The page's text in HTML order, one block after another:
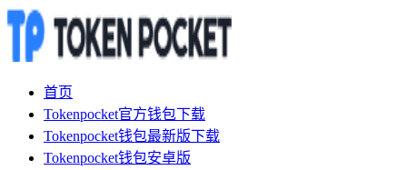
首页
Tokenpocket官方钱包下载
Tokenpocket钱包最新版下载
Tokenpocket钱包安卓版